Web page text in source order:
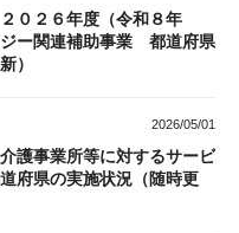
０２６年度（令和８年
ー関連補助事業 都道府県
）
2026/05/01
護事業所等に対するサービ
府県の実施状況（随時更